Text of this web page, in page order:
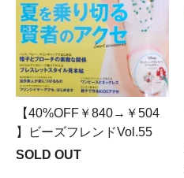
【40%OFF￥840→￥504
】ビーズフレンドVol.55
SOLD OUT